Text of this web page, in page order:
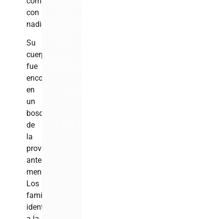
con
nadie.
Su
cuerpo
fue
encontrado
en
un
bosque
de
la
provincia
antes
mencionada.
Los
familiares
identificaron